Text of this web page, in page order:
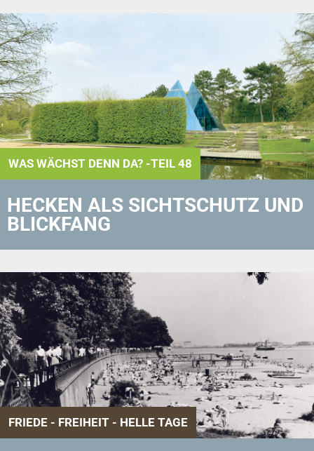
WAS WÄCHST DENN DA? -TEIL 48
HECKEN ALS SICHTSCHUTZ UND
BLICKFANG
FRIEDE - FREIHEIT - HELLE TAGE